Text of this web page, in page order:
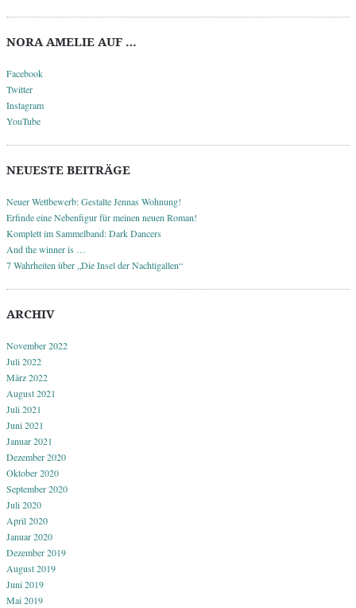
NORA AMELIE AUF …
Facebook
Twitter
Instagram
YouTube
NEUESTE BEITRÄGE
Neuer Wettbewerb: Gestalte Jennas Wohnung!
Erfinde eine Nebenfigur für meinen neuen Roman!
Komplett im Sammelband: Dark Dancers
And the winner is …
7 Wahrheiten über „Die Insel der Nachtigallen“
ARCHIV
November 2022
Juli 2022
März 2022
August 2021
Juli 2021
Juni 2021
Januar 2021
Dezember 2020
Oktober 2020
September 2020
Juli 2020
April 2020
Januar 2020
Dezember 2019
August 2019
Juni 2019
Mai 2019